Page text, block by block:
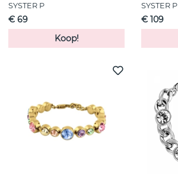
SYSTER P
€ 69
Koop!
SYSTER P
€ 109